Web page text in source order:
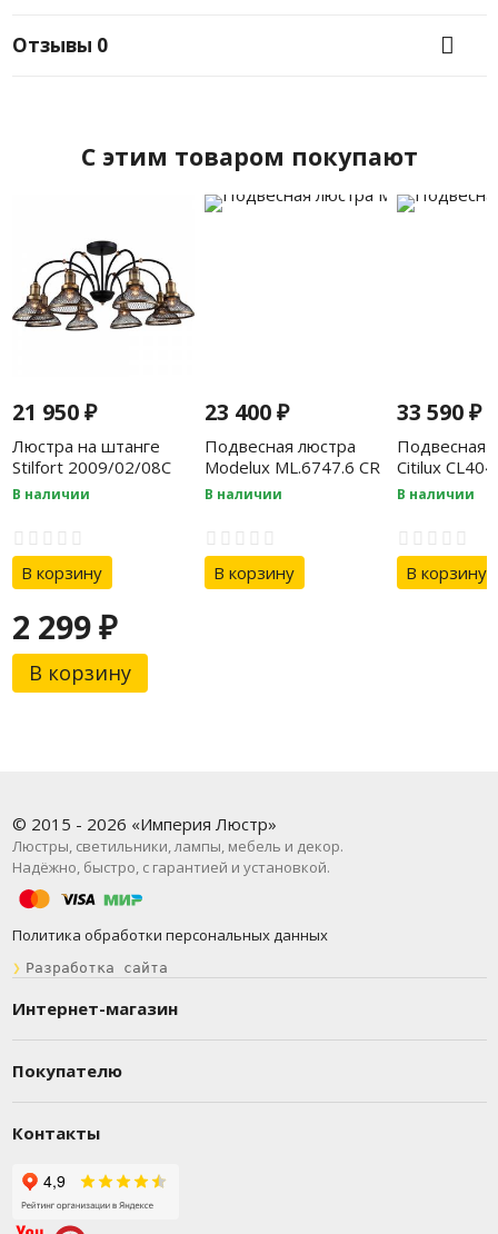
Отзывы 0
C этим товаром покупают
21 950₽
Люстра на штанге
Stilfort 2009/02/08C
В наличии
В корзину
23 400₽
Подвесная люстра
Modelux ML.6747.6 CR
В наличии
В корзину
33 590₽
Подвесная
Citilux
В наличии
В корзину
2 299₽
В корзину
© 2015 - 2026 «Империя Люстр»
Люстры, светильники, лампы, мебель и декор.
Надёжно, быстро, с гарантией и установкой.
Политика обработки персональных данных
❯ Разработка сайта
Интернет-магазин
Покупателю
Контакты